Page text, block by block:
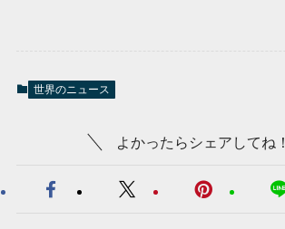
世界のニュース
よかったらシェアしてね！